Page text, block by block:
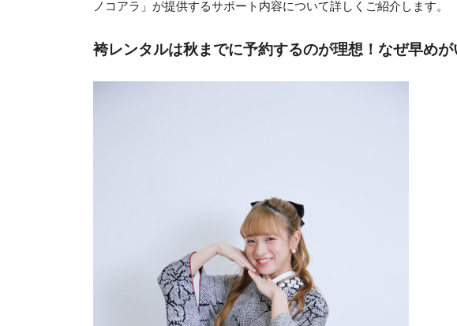
ノコアラ」が提供するサポート内容について詳しくご紹介します。
袴レンタルは秋までに予約するのが理想！なぜ早めが